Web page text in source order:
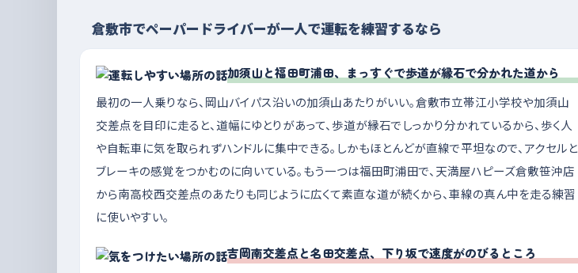
倉敷市でペーパードライバーが一人で運転を練習するなら
加須山と福田町浦田、まっすぐで歩道が縁石で分かれた道から
最初の一人乗りなら、岡山バイパス沿いの加須山あたりがいい。倉敷市立帯江小学校や加須山
交差点を目印に走ると、道幅にゆとりがあって、歩道が縁石でしっかり分かれているから、歩く人
や自転車に気を取られずハンドルに集中できる。しかもほとんどが直線で平坦なので、アクセルと
ブレーキの感覚をつかむのに向いている。もう一つは福田町浦田で、天満屋ハピーズ倉敷笹沖店
から南高校西交差点のあたりも同じように広くて素直な道が続くから、車線の真ん中を走る練習
に使いやすい。
吉岡南交差点と名田交差点、下り坂で速度がのびるところ